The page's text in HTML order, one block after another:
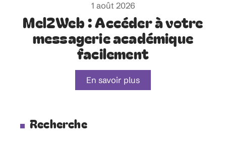
1 août 2026
Mel2Web : Accéder à votre
messagerie académique
facilement
En savoir plus
Recherche